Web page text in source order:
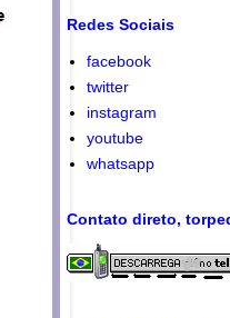
Redes Sociais
facebook
twitter
instagram
youtube
whatsapp
Contato direto,